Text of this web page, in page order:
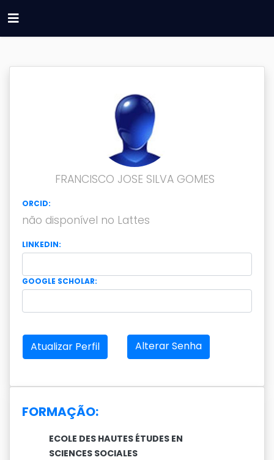
FRANCISCO JOSE SILVA GOMES
ORCID:
não disponível no Lattes
LINKEDIN:
GOOGLE SCHOLAR:
Atualizar Perfil Alterar Senha
FORMAÇÃO:
ECOLE DES HAUTES ÉTUDES EN
SCIENCES SOCIALES